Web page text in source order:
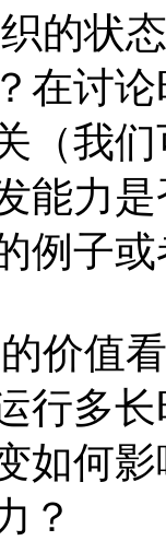
的状
在讨
（我
能力
例子
价值
行多
如何
？